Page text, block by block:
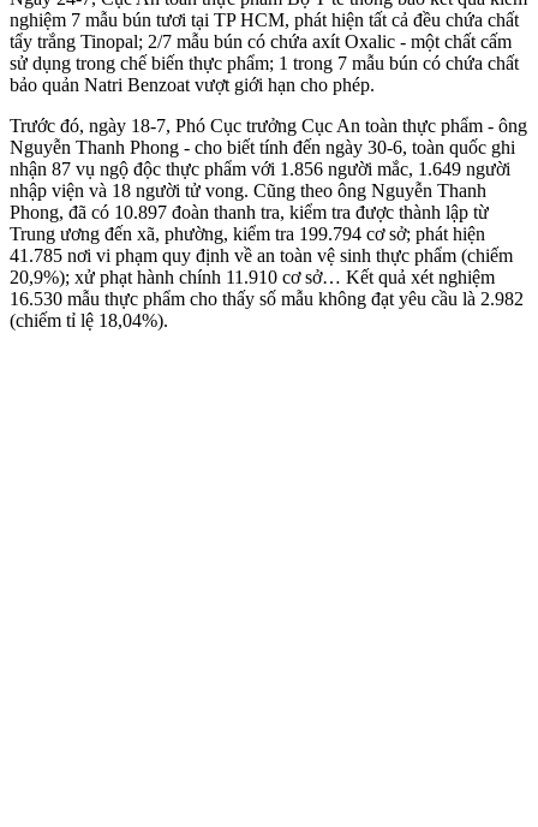
nghiệm 7 mẫu bún tươi tại TP HCM, phát hiện tất cả đều chứa chất
tẩy trắng Tinopal; 2/7 mẫu bún có chứa axít Oxalic - một chất cấm
sử dụng trong chế biến thực phẩm; 1 trong 7 mẫu bún có chứa chất
bảo quản Natri Benzoat vượt giới hạn cho phép.
Trước đó, ngày 18-7, Phó Cục trưởng Cục An toàn thực phẩm - ông
Nguyễn Thanh Phong - cho biết tính đến ngày 30-6, toàn quốc ghi
nhận 87 vụ ngộ độc thực phẩm với 1.856 người mắc, 1.649 người
nhập viện và 18 người t‌ử von‌g. Cũng theo ông Nguyễn Thanh
Phong, đã có 10.897 đoàn thanh tra, kiểm tra được thành lập từ
Trung ương đến xã, phường, kiểm tra 199.794 cơ sở; phát hiện
41.785 nơi vi phạm quy định về an toàn vệ sinh thực phẩm (chiếm
20,9%); xử phạt hành chính 11.910 cơ sở… Kết quả xét nghiệm
16.530 mẫu thực phẩm cho thấy số mẫu không đạt yêu cầu là 2.982
(chiếm tỉ lệ 18,04%).